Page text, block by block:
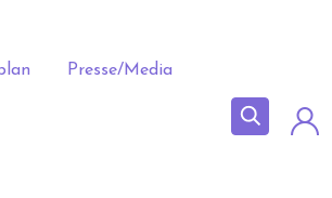
Presse/Media